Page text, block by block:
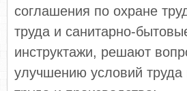
соглашения по охране
труда и санитарно-
инструктажи, решают
улучшению условий